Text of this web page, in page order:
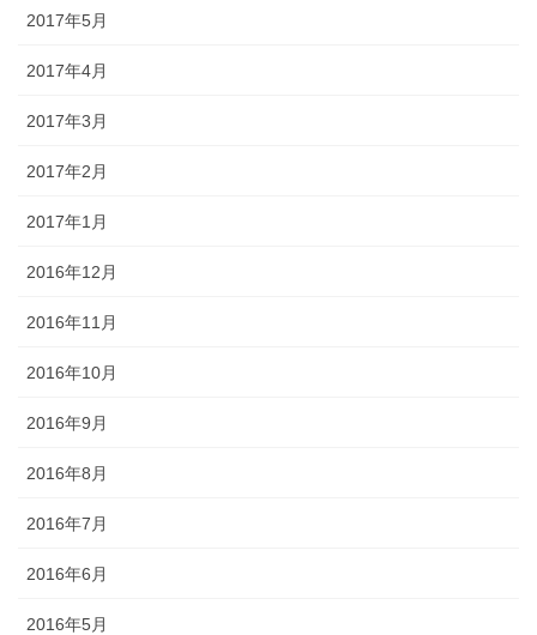
2017年5月
2017年4月
2017年3月
2017年2月
2017年1月
2016年12月
2016年11月
2016年10月
2016年9月
2016年8月
2016年7月
2016年6月
2016年5月